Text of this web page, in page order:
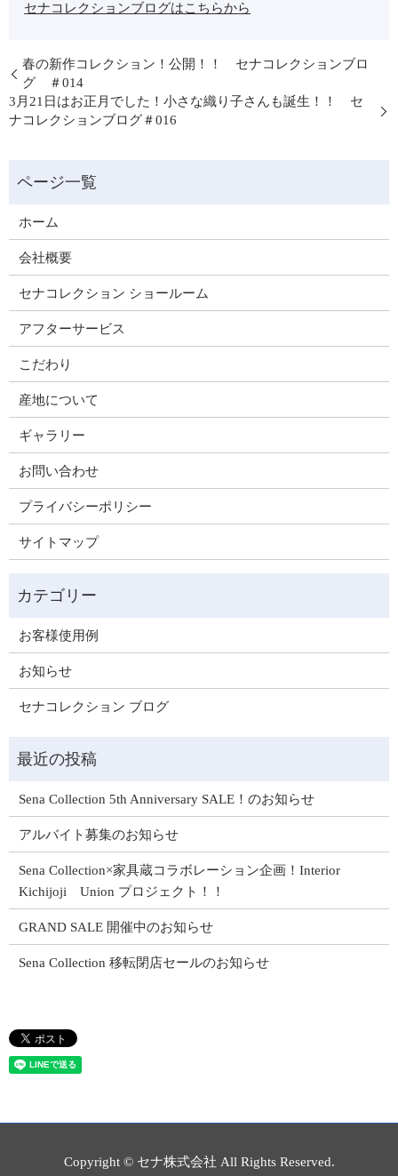
セナコレクションブログはこちらから
春の新作コレクション！公開！！ セナコレクションブロ
グ ＃014
3月21日はお正月でした！小さな織り子さんも誕生！！ セ
ナコレクションブログ＃016
ホーム
会社概要
セナコレクション ショールーム
アフターサービス
こだわり
産地について
ギャラリー
お問い合わせ
プライバシーポリシー
サイトマップ
お客様使用例
お知らせ
セナコレクション ブログ
Sena Collection 5th Anniversary SALE！のお知らせ
アルバイト募集のお知らせ
Sena Collection×家具蔵コラボレーション企画！Interior
Kichijoji Union プロジェクト！！
GRAND SALE 開催中のお知らせ
Sena Collection 移転閉店セールのお知らせ
Copyright © セナ株式会社 All Rights Reserved.